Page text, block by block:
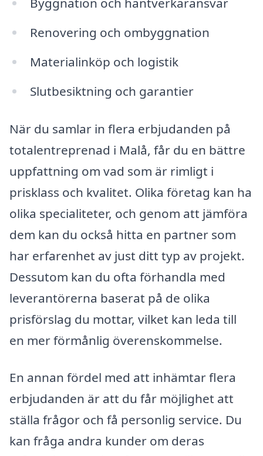
Renovering och ombyggnation
Materialinköp och logistik
Slutbesiktning och garantier
När du samlar in flera erbjudanden på
totalentreprenad i Malå, får du en bättre
uppfattning om vad som är rimligt i
prisklass och kvalitet. Olika företag kan ha
olika specialiteter, och genom att jämföra
dem kan du också hitta en partner som
har erfarenhet av just ditt typ av projekt.
Dessutom kan du ofta förhandla med
leverantörerna baserat på de olika
prisförslag du mottar, vilket kan leda till
en mer förmånlig överenskommelse.
En annan fördel med att inhämtar flera
erbjudanden är att du får möjlighet att
ställa frågor och få personlig service. Du
kan fråga andra kunder om deras